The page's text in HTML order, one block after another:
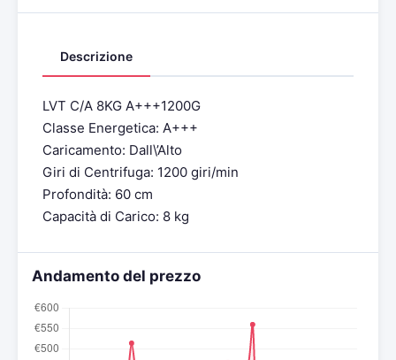
Descrizione
LVT C/A 8KG A+++1200G
Classe Energetica: A+++
Caricamento: Dall\’Alto
Giri di Centrifuga: 1200 giri/min
Profondità: 60 cm
Capacità di Carico: 8 kg
Andamento del prezzo